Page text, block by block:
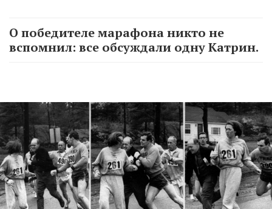
О победителе марафона никто не
вспомнил: все обсуждали одну Катрин.